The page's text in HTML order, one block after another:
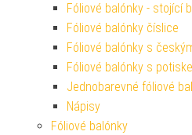
Fóliové balónky - stojící
Fóliové balónky číslice
Fóliové balónky s
Fóliové balónky s
Jednobarevné fóliové
Nápisy
Fóliové balónky